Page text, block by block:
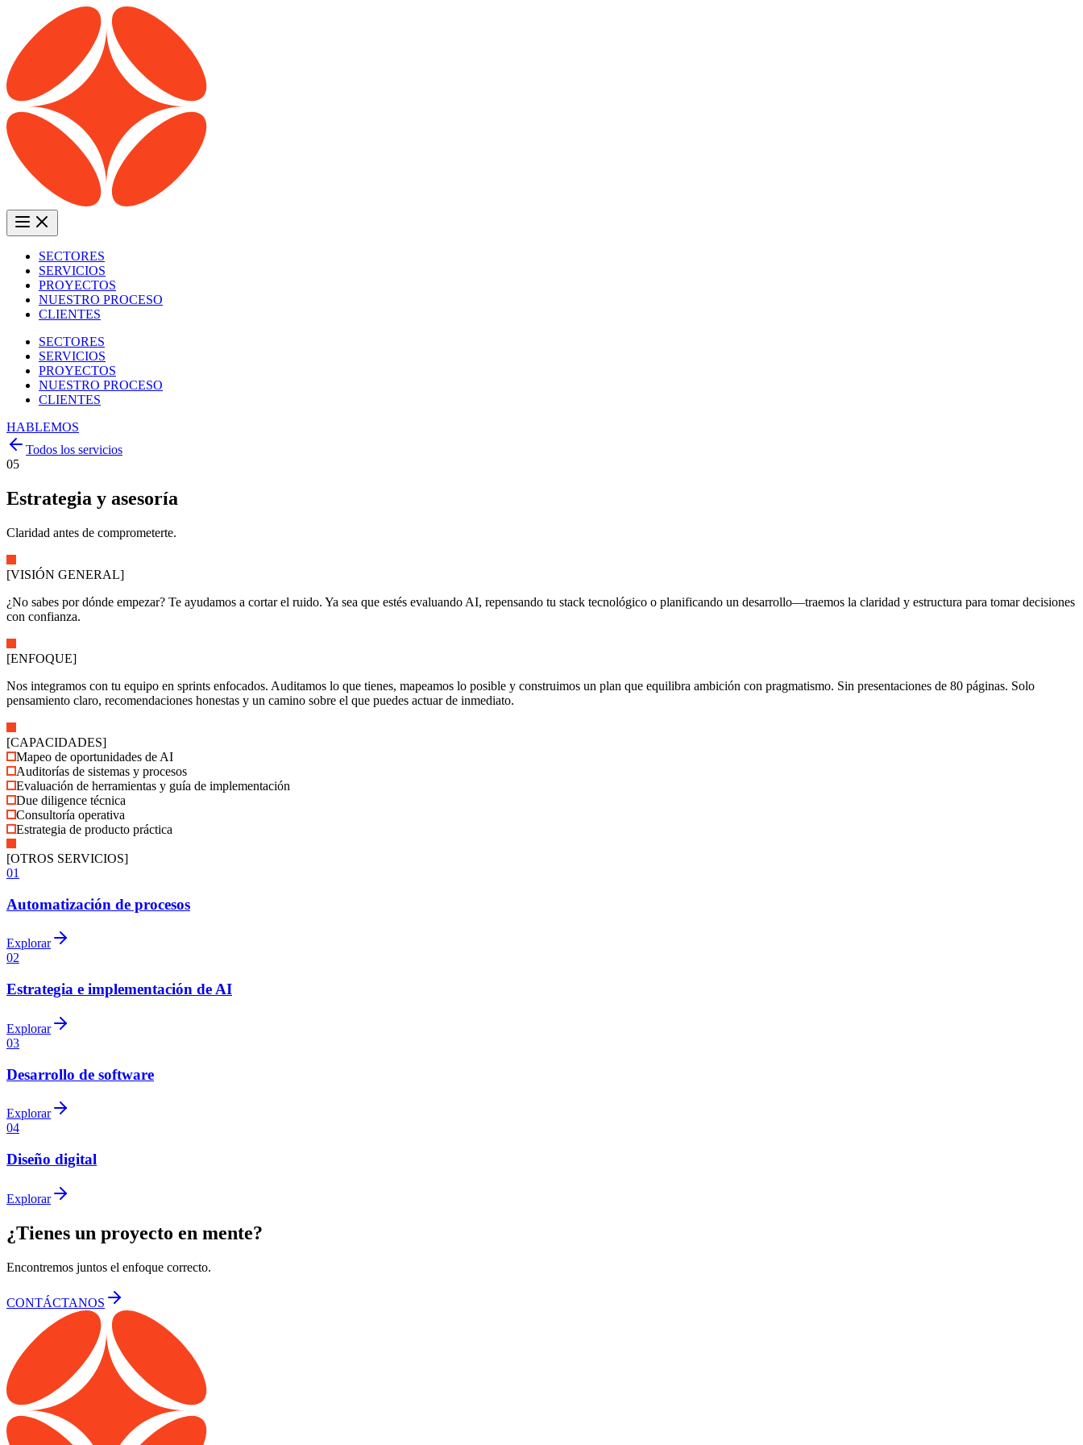
SECTORES
SERVICIOS
PROYECTOS
NUESTRO PROCESO
CLIENTES
SECTORES
SERVICIOS
PROYECTOS
NUESTRO PROCESO
CLIENTES
HABLEMOS
Todos los servicios
05
Estrategia y asesoría
Claridad antes de comprometerte.
[VISIÓN GENERAL]
¿No sabes por dónde empezar? Te ayudamos a cortar el ruido. Ya sea que estés evaluando AI, repensando tu stack tecnológico o planificando un desarrollo—traemos la claridad y estructura para tomar decisiones
con confianza.
[ENFOQUE]
Nos integramos con tu equipo en sprints enfocados. Auditamos lo que tienes, mapeamos lo posible y construimos un plan que equilibra ambición con pragmatismo. Sin presentaciones de 80 páginas. Solo
pensamiento claro, recomendaciones honestas y un camino sobre el que puedes actuar de inmediato.
[CAPACIDADES]
Mapeo de oportunidades de AI
Auditorías de sistemas y procesos
Evaluación de herramientas y guía de implementación
Due diligence técnica
Consultoría operativa
Estrategia de producto práctica
[OTROS SERVICIOS]
01
Automatización de procesos
Explorar
02
Estrategia e implementación de AI
Explorar
03
Desarrollo de software
Explorar
04
Diseño digital
Explorar
¿Tienes un proyecto en mente?
Encontremos juntos el enfoque correcto.
CONTÁCTANOS